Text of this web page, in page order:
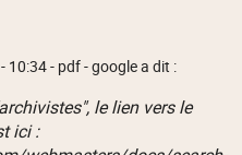
10:34- pdf - google a dit :
le lien vers le
ici :